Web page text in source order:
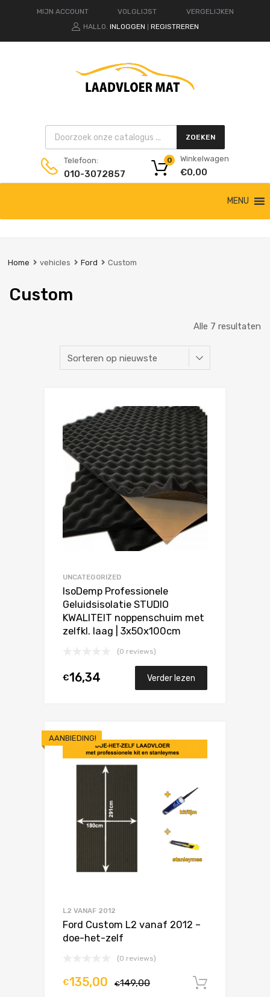
MIJN ACCOUNT VOLGLIJST
VERGELIJKEN
HALLO. INLOGGEN REGISTREREN
Products search ZOEKEN
Telefoon:
010-3072857
Winkelwagen
€0,00
0
de
MENU
Home vehicles Ford Custom
Custom
Alle 7 resultaten
UNCATEGORIZED
IsoDemp Professionele
Geluidsisolatie STUDIO
KWALITEIT noppenschuim met
zelfkl. laag | 3x50x100cm
(0 reviews)
€16,34 Verder lezen
AANBIEDING!
L2 VANAF 2012
Ford Custom L2 vanaf 2012 –
doe-het-zelf
(0 reviews)
€149,00
€135,00